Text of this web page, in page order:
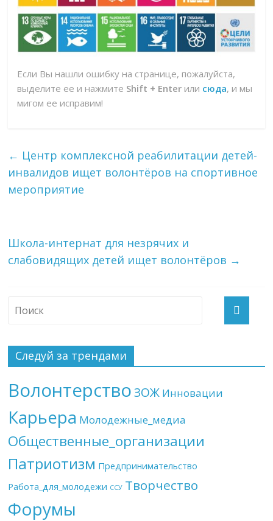
Если Вы нашли ошибку на странице, пожалуйста,
выделите ее и нажмите Shift + Enter или сюда, и мы
мигом ее исправим!
← Центр комплексной реабилитации детей-
инвалидов ищет волонтёров на спортивное
мероприятие
Школа-интернат для незрячих и
слабовидящих детей ищет волонтёров →
Следуй за трендами
Волонтерство ЗОЖ Инновации
Карьера Молодежные_медиа
Общественные_организации
Патриотизм Предпринимательство
Работа_для_молодежи ССУ Творчество
Форумы